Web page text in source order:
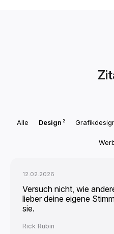
Alle Design 2
12.02.2026
Versuch nicht, wie
lieber deine eigene
sie.
Rick Rubin